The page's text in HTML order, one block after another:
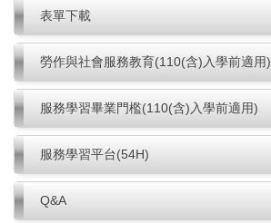
表單下載
勞作與社會服務教育(110(含)入學前適用)
服務學習畢業門檻(110(含)入學前適用)
服務學習平台(54H)
Q&A